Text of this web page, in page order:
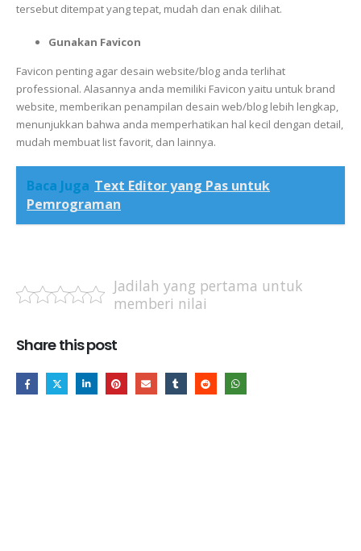
tersebut ditempat yang tepat, mudah dan enak dilihat.
Gunakan Favicon
Favicon penting agar desain website/blog anda terlihat
professional. Alasannya anda memiliki Favicon yaitu untuk brand
website, memberikan penampilan desain web/blog lebih lengkap,
menunjukkan bahwa anda memperhatikan hal kecil dengan detail,
mudah membuat list favorit, dan lainnya.
Baca Juga Text Editor yang Pas untuk
Pemrograman
Jadilah yang pertama untuk
memberi nilai
Share this post